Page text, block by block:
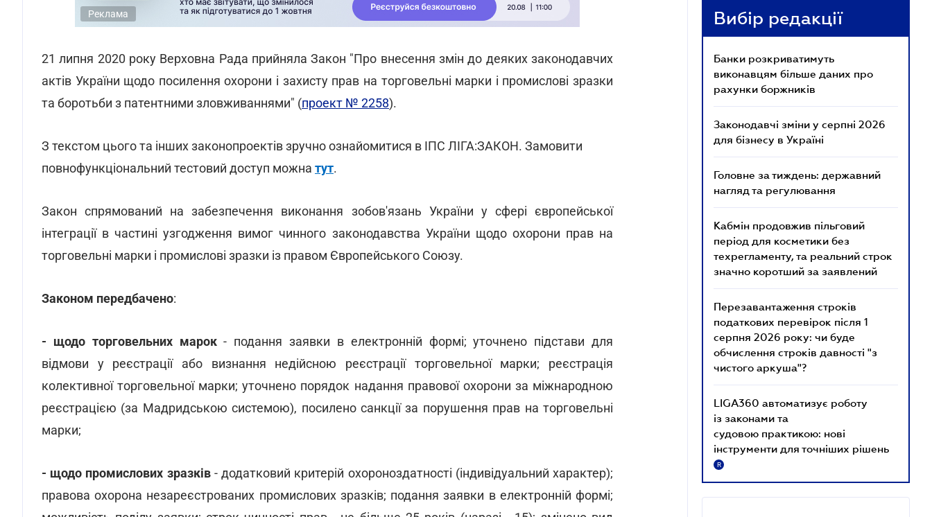
Реклама
21 липня 2020 року Верховна Рада прийняла Закон "Про внесення змін до деяких законодавчих
актів України щодо посилення охорони і захисту прав на торговельні марки і промислові зразки
та боротьби з патентними зловживаннями" (проект № 2258).
З текстом цього та інших законопроектів зручно ознайомитися в ІПС ЛІГА:ЗАКОН. Замовити
повнофункціональний тестовий доступ можна тут.
Закон спрямований на забезпечення виконання зобов'язань України у сфері європейської
інтеграції в частині узгодження вимог чинного законодавства України щодо охорони прав на
торговельні марки і промислові зразки із правом Європейського Союзу.
Законом передбачено:
- щодо торговельних марок- подання заявки в електронній формі; уточнено підстави для
відмови у реєстрації або визнання недійсною реєстрації торговельної марки; реєстрація
колективної торговельної марки; уточнено порядок надання правової охорони за міжнародною
реєстрацією (за Мадридською системою), посилено санкції за порушення прав на торговельні
марки;
- щодо промислових зразків- додатковий критерій охороноздатності (індивідуальний характер);
правова охорона незареєстрованих промислових зразків; подання заявки в електронній формі;
Вибір редакції
Банки розкриватимуть
виконавцям більше даних про
рахунки боржників
Законодавчі зміни у серпні 2026
для бізнесу в Україні
Головне за тиждень: державний
нагляд та регулювання
Кабмін продовжив пільговий
період для косметики без
техрегламенту, та реальний строк
значно коротший за заявлений
Перезавантаження строків
податкових перевірок після 1
серпня 2026 року: чи буде
обчислення строків давності "з
чистого аркуша"?
LIGA360 автоматизує роботу
із законами та
судовою практикою: нові
інструменти для точніших рішень
R